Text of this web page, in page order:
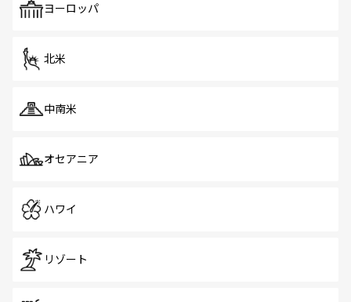
で、ホーカーズは地元の風情を楽しめる外せないスポット
ヨーロッパ
北米
中南米
オセアニア
ハワイ
リゾート